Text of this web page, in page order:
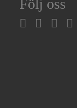
Följ oss